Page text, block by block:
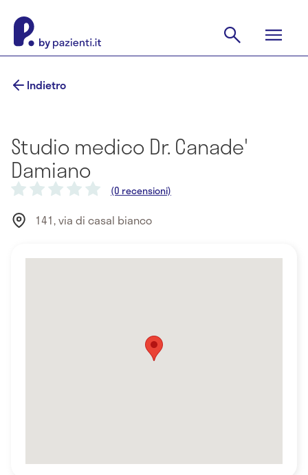
Indietro
Studio medico Dr. Canade'
Damiano
(0 recensioni)
141, via di casal bianco